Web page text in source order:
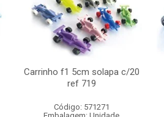
Carrinho f1 5cm solapa c/20
ref 719
Código: 571271